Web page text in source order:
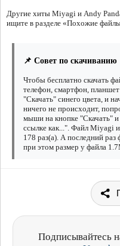
Другие хиты Miyagi и Andy
ищите в разделе «Похожие
📌 Совет по скачиванию
Чтобы бесплатно скачать
телефон, смартфон,
"Скачать" синего цвета, и
ничего не происходит,
мыши на кнопке "Скачать"
ссылке как...". Файл Miyagi
178 раз(а). А последний
при этом размер у файла
Подписывайтесь